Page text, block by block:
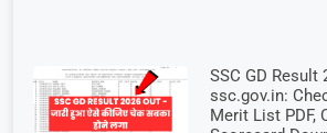
SSC GD Result
ssc.gov.in:
Merit List PDF,